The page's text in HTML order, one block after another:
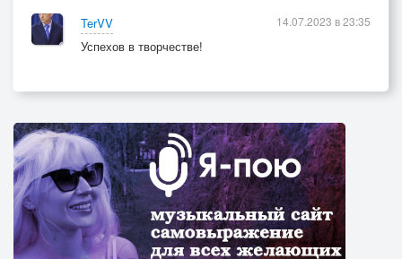
TerVV
Успехов в творчестве!
14.07.2023 в 23:35